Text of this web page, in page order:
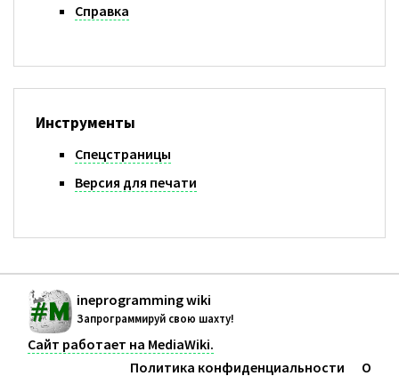
Справка
Инструменты
Спецстраницы
Версия для печати
ineprogramming wiki
Запрограммируй свою шахту!
Сайт работает на MediaWiki.
Политика конфиденциальности
О